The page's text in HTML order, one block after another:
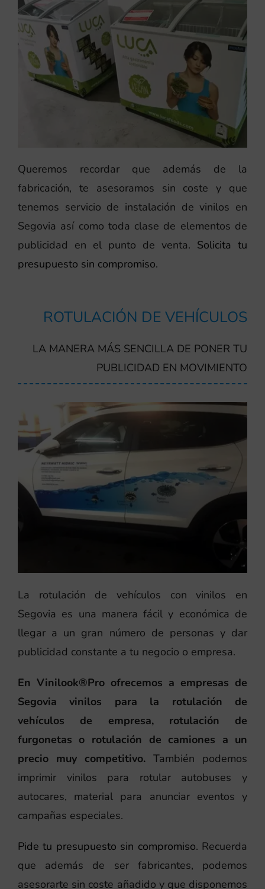
Queremos recordar que además de la
fabricación, te asesoramos sin coste y que
tenemos servicio de instalación de vinilos en
Segovia así como toda clase de elementos de
publicidad en el punto de venta. Solicita tu
presupuesto sin compromiso.
ROTULACIÓN DE VEHÍCULOS
LA MANERA MÁS SENCILLA DE PONER TU
PUBLICIDAD EN MOVIMIENTO
La rotulación de vehículos con vinilos en
Segovia es una manera fácil y económica de
llegar a un gran número de personas y dar
publicidad constante a tu negocio o empresa.
En Vinilook®Pro ofrecemos a empresas de
Segovia vinilos para la rotulación de
vehículos de empresa, rotulación de
furgonetas o rotulación de camiones a un
precio muy competitivo. También podemos
imprimir vinilos para rotular autobuses y
autocares, material para anunciar eventos y
campañas especiales.
Pide tu presupuesto sin compromiso. Recuerda
que además de ser fabricantes, podemos
asesorarte sin coste añadido y que disponemos